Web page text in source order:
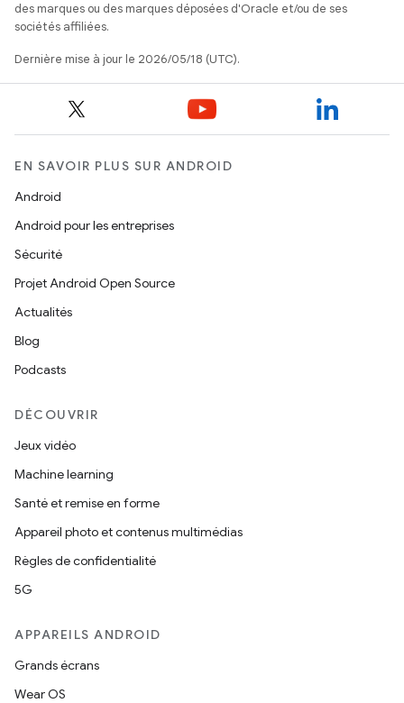
des marques ou des marques déposées d'Oracle et/ou de ses
sociétés affiliées.
Dernière mise à jour le 2026/05/18 (UTC).
EN SAVOIR PLUS SUR ANDROID
Android
Android pour les entreprises
Sécurité
Projet Android Open Source
Actualités
Blog
Podcasts
DÉCOUVRIR
Jeux vidéo
Machine learning
Santé et remise en forme
Appareil photo et contenus multimédias
Règles de confidentialité
5G
APPAREILS ANDROID
Grands écrans
Wear OS